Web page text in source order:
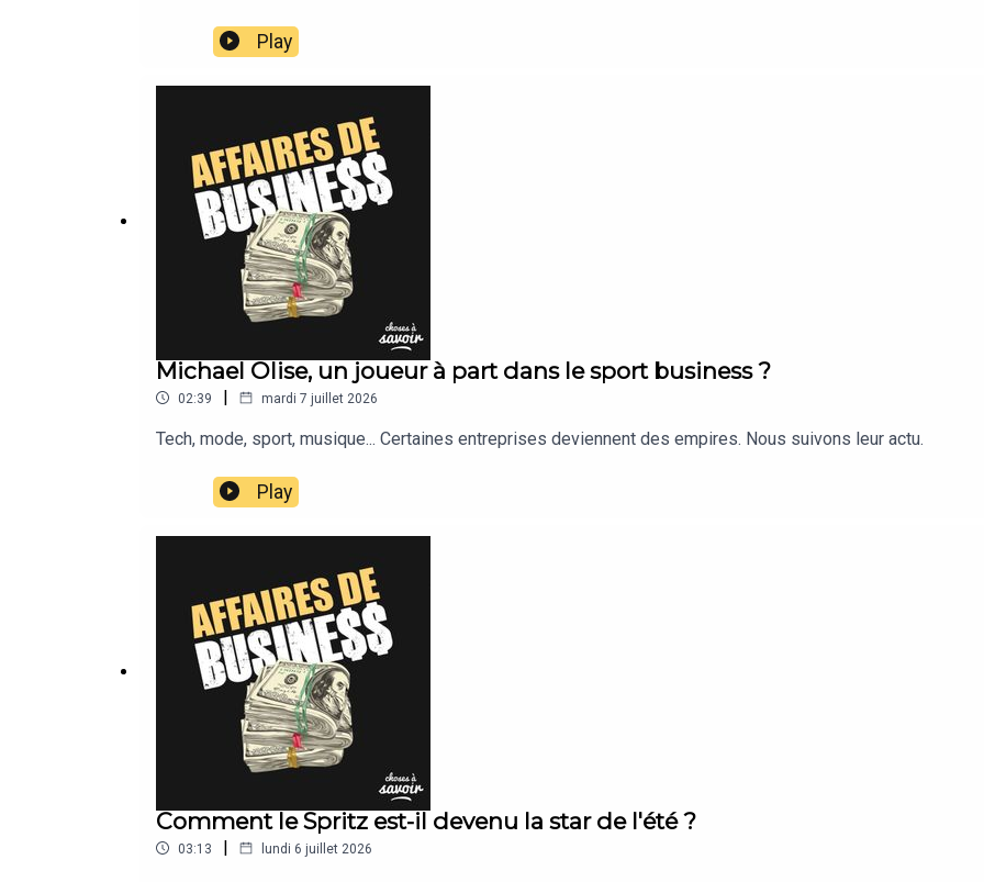
Play
Michael Olise, un joueur à part dans le sport business ?
02:39 | mardi 7 juillet 2026
Tech, mode, sport, musique... Certaines entreprises deviennent des empires. Nous suivons leur actu.
Play
Comment le Spritz est-il devenu la star de l'été ?
03:13 | lundi 6 juillet 2026